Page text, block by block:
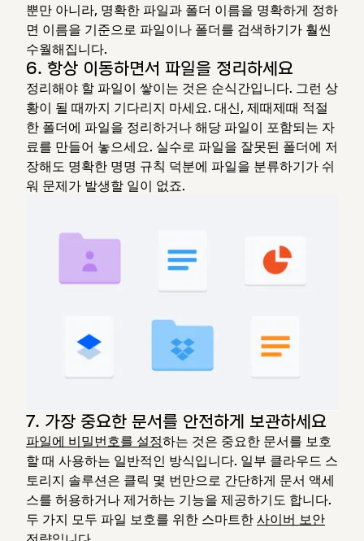
뿐만 아니라, 명확한 파일과 폴더 이름을 명확하게 정하
면 이름을 기준으로 파일이나 폴더를 검색하기가 훨씬
수월해집니다.
6. 항상 이동하면서 파일을 정리하세요
정리해야 할 파일이 쌓이는 것은 순식간입니다. 그런 상
황이 될 때까지 기다리지 마세요. 대신, 제때제때 적절
한 폴더에 파일을 정리하거나 해당 파일이 포함되는 자
료를 만들어 놓으세요. 실수로 파일을 잘못된 폴더에 저
장해도 명확한 명명 규칙 덕분에 파일을 분류하기가 쉬
워 문제가 발생할 일이 없죠.
7. 가장 중요한 문서를 안전하게 보관하세요
파일에 비밀번호를 설정하는 것은 중요한 문서를 보호
할 때 사용하는 일반적인 방식입니다. 일부 클라우드 스
토리지 솔루션은 클릭 몇 번만으로 간단하게 문서 액세
스를 허용하거나 제거하는 기능을 제공하기도 합니다.
두 가지 모두 파일 보호를 위한 스마트한 사이버 보안